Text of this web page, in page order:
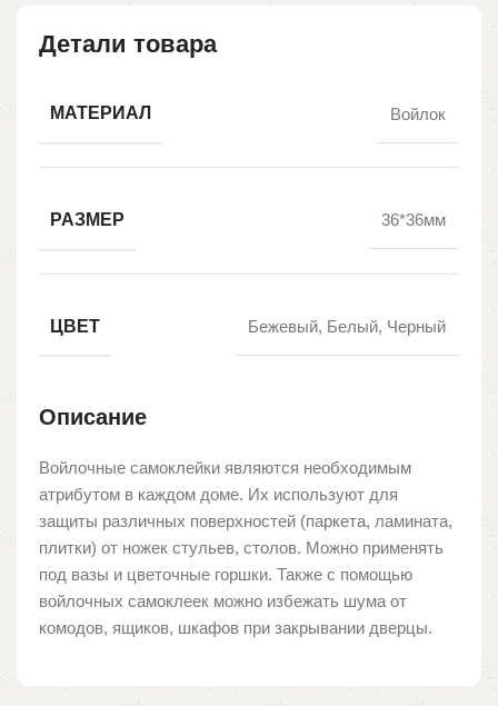
Детали товара
МАТЕРИАЛ Войлок
РАЗМЕР 36*36мм
ЦВЕТ Бежевый, Белый, Черный
Описание
Войлочные самоклейки являются необходимым
атрибутом в каждом доме. Их используют для
защиты различных поверхностей (паркета, ламината,
плитки) от ножек стульев, столов. Можно применять
под вазы и цветочные горшки. Также с помощью
войлочных самоклеек можно избежать шума от
комодов, ящиков, шкафов при закрывании дверцы.